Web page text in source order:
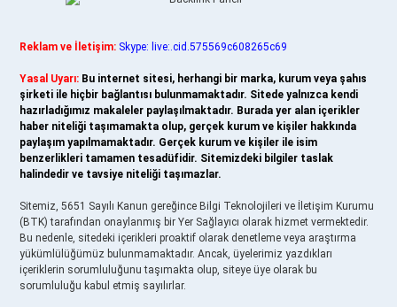
Reklam ve İletişim: Skype: live:.cid.575569c608265c69
Yasal Uyarı: Bu internet sitesi, herhangi bir marka, kurum veya şahıs
şirketi ile hiçbir bağlantısı bulunmamaktadır. Sitede yalnızca kendi
hazırladığımız makaleler paylaşılmaktadır. Burada yer alan içerikler
haber niteliği taşımamakta olup, gerçek kurum ve kişiler hakkında
paylaşım yapılmamaktadır. Gerçek kurum ve kişiler ile isim
benzerlikleri tamamen tesadüfidir. Sitemizdeki bilgiler taslak
halindedir ve tavsiye niteliği taşımazlar.
Sitemiz, 5651 Sayılı Kanun gereğince Bilgi Teknolojileri ve İletişim Kurumu
(BTK) tarafından onaylanmış bir Yer Sağlayıcı olarak hizmet vermektedir.
Bu nedenle, sitedeki içerikleri proaktif olarak denetleme veya araştırma
yükümlülüğümüz bulunmamaktadır. Ancak, üyelerimiz yazdıkları
içeriklerin sorumluluğunu taşımakta olup, siteye üye olarak bu
sorumluluğu kabul etmiş sayılırlar.